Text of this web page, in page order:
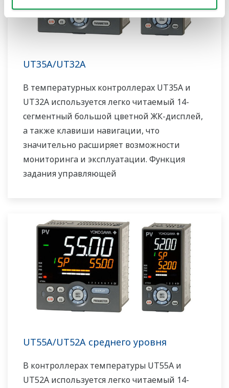
UT35A/UT32A
В температурных контроллерах UT35A и
UT32A используется легко читаемый 14-
сегментный большой цветной ЖК-дисплей,
а также клавиши навигации, что
значительно расширяет возможности
мониторинга и эксплуатации. Функция
задания управляющей
контроллера помогает сэкономить место на
приборной панели. UT35A/UT32A также
поддерживает открытые сети, такие как
связь Ethernet.
UT55A/UT52A среднего уровня
В контроллерах температуры UT55A и
UT52A используется легко читаемый 14-